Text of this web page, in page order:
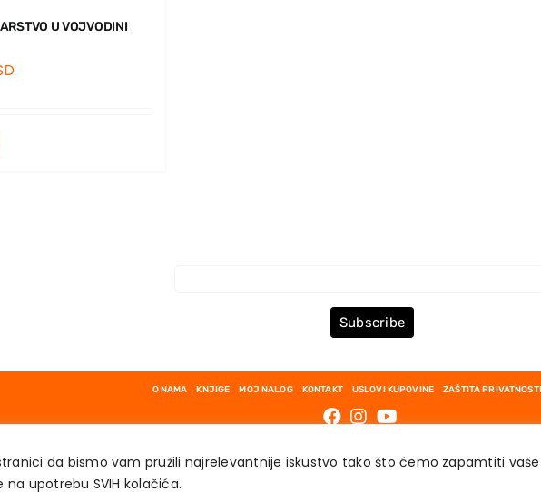
da bismo vam pružili najrelevantnije iskustvo tako što ćemo zapamtiti
na upotrebu SVIH kolačića.
U VOJVODINI
Subscribe
O NAMA KNJIGE MOJ NALOG KONTAKT USLOVI KUPOVINE ZAŠTITA